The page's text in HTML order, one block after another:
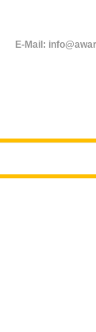
E-Mail: